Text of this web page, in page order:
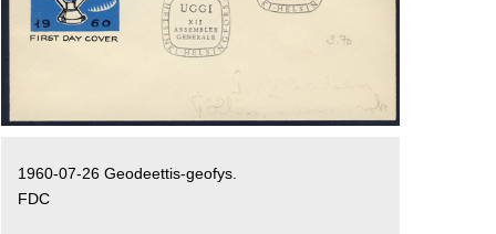
1960-07-26 Geodeettis-geofys.
FDC